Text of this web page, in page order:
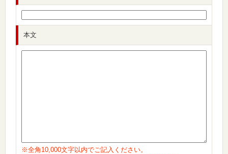
本文
※全角10,000文字以内でご記入ください。